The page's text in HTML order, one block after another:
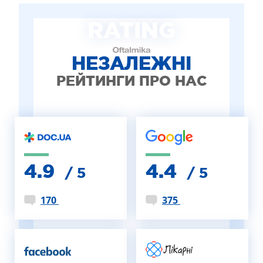
ДИТЯЧА ОФТАЛЬМОЛОГІЯ
ЛІКУВАННЯ ЗАХВОРЮВАНЬ СІТКІВКИ
ЕСТЕТИЧНА ХІРУРГІЯ
НЕЗАЛЕЖНІ
РЕЙТИНГИ ПРО НАС
4.9 / 5
170
4.4 / 5
375